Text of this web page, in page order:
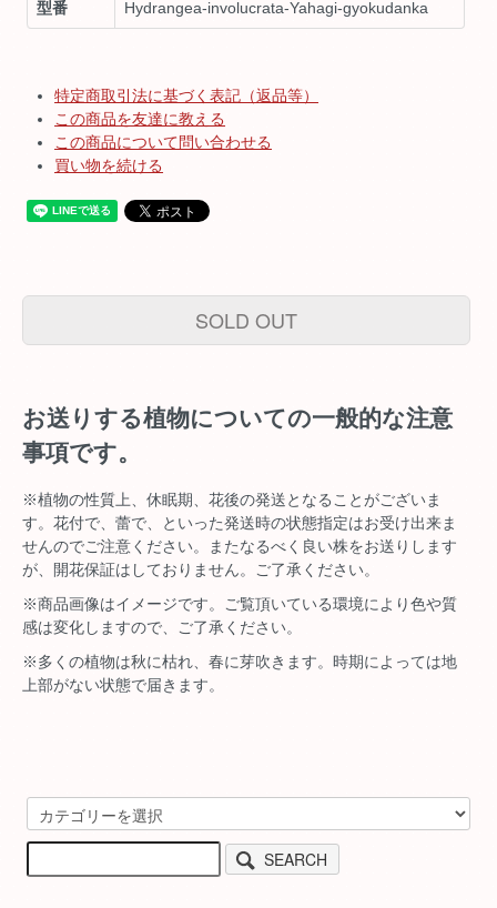
型番 Hydrangea-involucrata-Yahagi-gyokudanka
特定商取引法に基づく表記（返品等）
この商品を友達に教える
この商品について問い合わせる
買い物を続ける
SOLD OUT
お送りする植物についての一般的な注意
事項です。
※植物の性質上、休眠期、花後の発送となることがございま
す。花付で、蕾で、といった発送時の状態指定はお受け出来ま
せんのでご注意ください。またなるべく良い株をお送りします
が、開花保証はしておりません。ご了承ください。
※商品画像はイメージです。ご覧頂いている環境により色や質
感は変化しますので、ご了承ください。
※多くの植物は秋に枯れ、春に芽吹きます。時期によっては地
上部がない状態で届きます。
SEARCH